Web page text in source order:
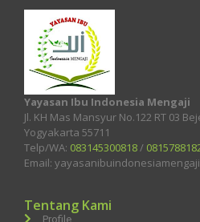
Yayasan Ibu Indonesia Mengaji
Jl. KH Mas Mansyur No.122 RT 03
Yogyakarta 55711
Telp/WA: 083145300818/
Email:
Tentang Kami
Profile